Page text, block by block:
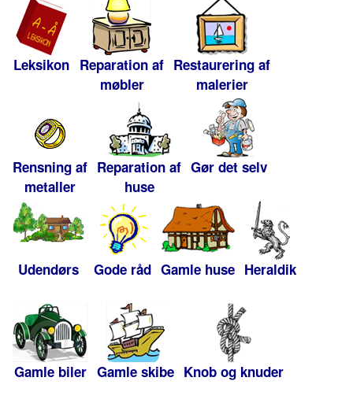
Leksikon Reparation af
møbler
Restaurering af
malerier
Rensning af
metaller
Reparation af
huse
Gør det selv
Udendørs Gode råd Gamle huse Heraldik
Gamle biler Gamle skibe Knob og knuder